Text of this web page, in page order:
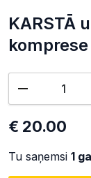
KARSTĀ un AUKSTĀ sausās acs
komprese
€ 20.00
Tu saņemsi 1